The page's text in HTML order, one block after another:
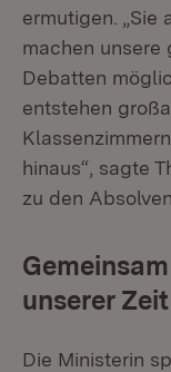
ermutigen. „Sie
machen
Debatten
entstehen
hinaus“, sagte
zu den
unserer
Die Ministerin